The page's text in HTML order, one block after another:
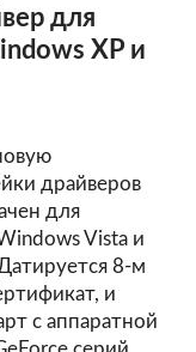
для
XP и
драйверов
для
Vista и
8-м
и
с аппаратной